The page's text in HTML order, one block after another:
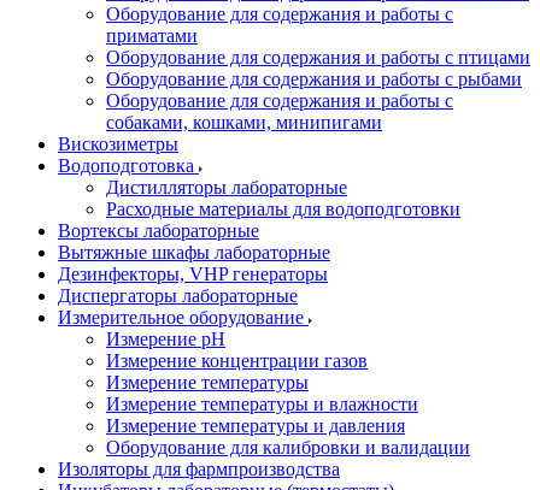
Оборудование для содержания и работы с
приматами
Оборудование для содержания и работы с птицами
Оборудование для содержания и работы с рыбами
Оборудование для содержания и работы с
собаками, кошками, минипигами
Вискозиметры
Водоподготовка
Дистилляторы лабораторные
Расходные материалы для водоподготовки
Вортексы лабораторные
Вытяжные шкафы лабораторные
Дезинфекторы, VHP генераторы
Диспергаторы лабораторные
Измерительное оборудование
Измерение pH
Измерение концентрации газов
Измерение температуры
Измерение температуры и влажности
Измерение температуры и давления
Оборудование для калибровки и валидации
Изоляторы для фармпроизводства